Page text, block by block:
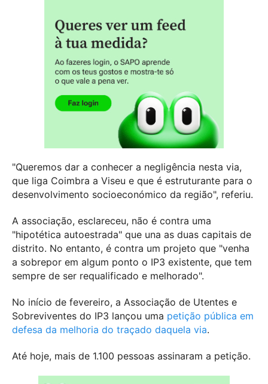
"Queremos dar a conhecer a negligência nesta via,
que liga Coimbra a Viseu e que é estruturante para o
desenvolvimento socioeconómico da região", referiu.
A associação, esclareceu, não é contra uma
"hipotética autoestrada" que una as duas capitais de
distrito. No entanto, é contra um projeto que "venha
a sobrepor em algum ponto o IP3 existente, que tem
sempre de ser requalificado e melhorado".
No início de fevereiro, a Associação de Utentes e
Sobreviventes do IP3 lançou uma petição pública em
defesa da melhoria do traçado daquela via.
Até hoje, mais de 1.100 pessoas assinaram a petição.